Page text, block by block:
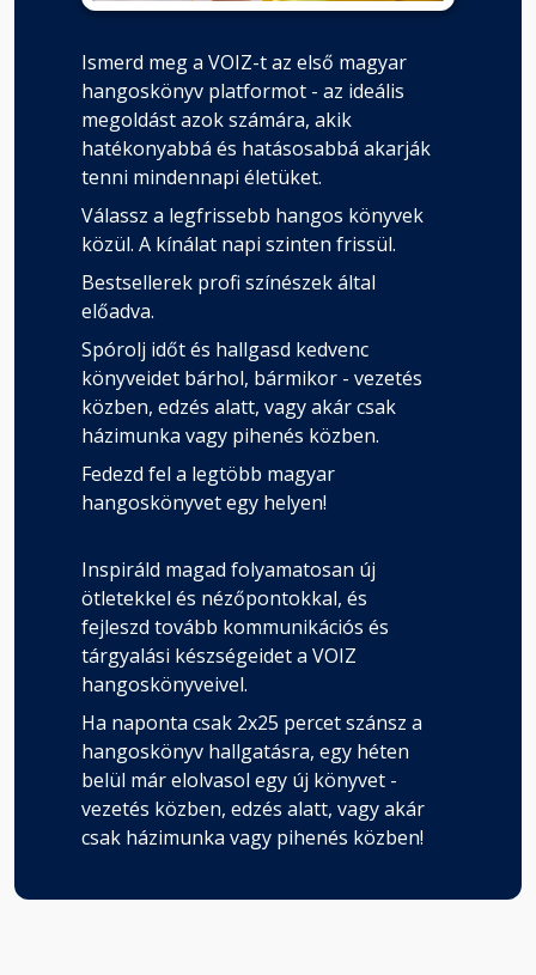
Ismerd meg a VOIZ-t az első magyar
hangoskönyv platformot - az ideális
megoldást azok számára, akik
hatékonyabbá és hatásosabbá akarják
tenni mindennapi életüket.
Válassz a legfrissebb hangos könyvek
közül. A kínálat napi szinten frissül.
Bestsellerek profi színészek által
előadva.
Spórolj időt és hallgasd kedvenc
könyveidet bárhol, bármikor - vezetés
közben, edzés alatt, vagy akár csak
házimunka vagy pihenés közben.
Fedezd fel a legtöbb magyar
hangoskönyvet egy helyen!
Inspiráld magad folyamatosan új
ötletekkel és nézőpontokkal, és
fejleszd tovább kommunikációs és
tárgyalási készségeidet a VOIZ
hangoskönyveivel.
Ha naponta csak 2x25 percet szánsz a
hangoskönyv hallgatásra, egy héten
belül már elolvasol egy új könyvet -
vezetés közben, edzés alatt, vagy akár
csak házimunka vagy pihenés közben!